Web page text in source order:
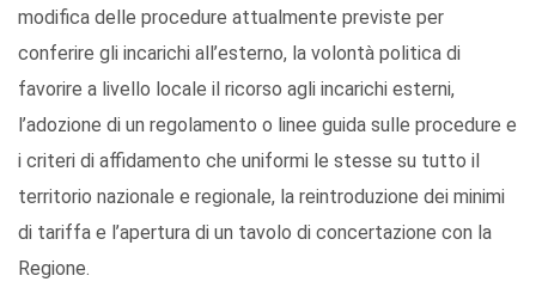
modifica delle procedure attualmente previste per
conferire gli incarichi all’esterno, la volontà politica di
favorire a livello locale il ricorso agli incarichi esterni,
l’adozione di un regolamento o linee guida sulle procedure e
i criteri di affidamento che uniformi le stesse su tutto il
territorio nazionale e regionale, la reintroduzione dei minimi
di tariffa e l’apertura di un tavolo di concertazione con la
Regione.